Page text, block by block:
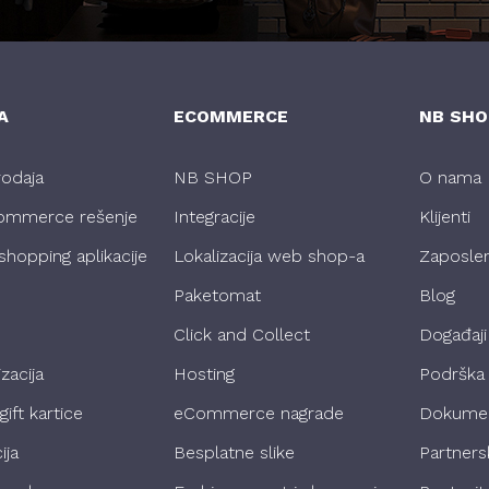
rešenje
aplikacije
kartice
ECOMMERCE
NB SHOP
Integracije
Lokalizacija web shop-a
Paketomat
Click and Collect
Hosting
eCommerce nagrade
Besplatne slike
NB
O nama
Klijenti
Blog
Događaji
Podrška